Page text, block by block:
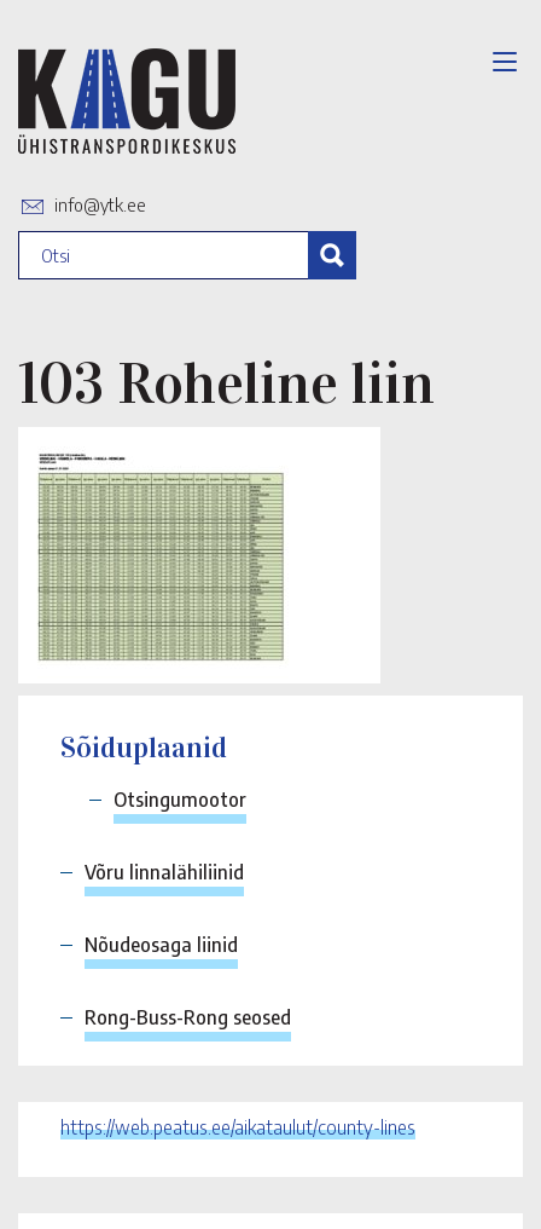
info@ytk.ee
103 Roheline liin
Sõiduplaanid
Otsingumootor
Võru linnalähiliinid
Nõudeosaga liinid
Rong-Buss-Rong seosed
https://web.peatus.ee/aikataulut/county-lines